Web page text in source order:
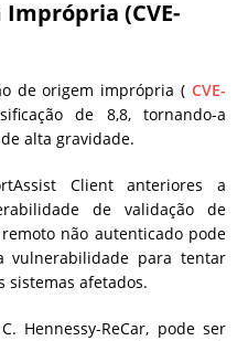
(CVE-
de origem imprópria ( CVE-
de 8,8, tornando-a
alta gravidade.
Client anteriores a
de validação de
não autenticado pode
vulnerabilidade para tentar
sistemas afetados.
Hennessy-ReCar, pode ser